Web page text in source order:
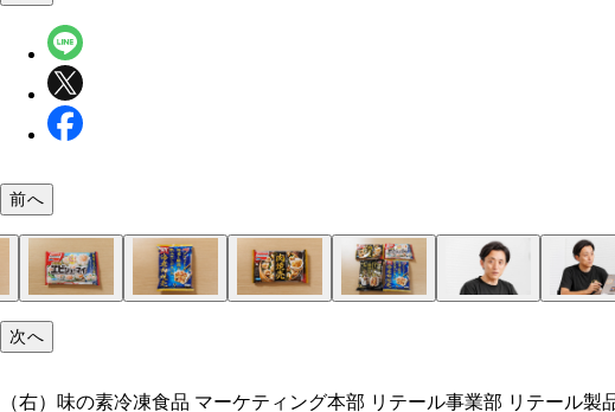
前へ
次へ
（右）味の素冷凍食品 マーケティング本部 リテール事業部 リテール